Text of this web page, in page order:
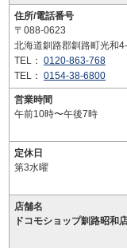
住所/電話番号
〒088-0623
北海道釧路郡釧路町光和
TEL： 0120-863-768
TEL： 0154-38-6800
営業時間
午前10時〜午後7時
定休日
第3水曜
店舗名
ドコモショップ釧路昭和